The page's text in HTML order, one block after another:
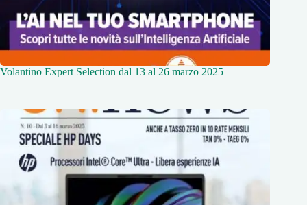
Volantino Expert Selection dal 13 al 26 marzo 2025